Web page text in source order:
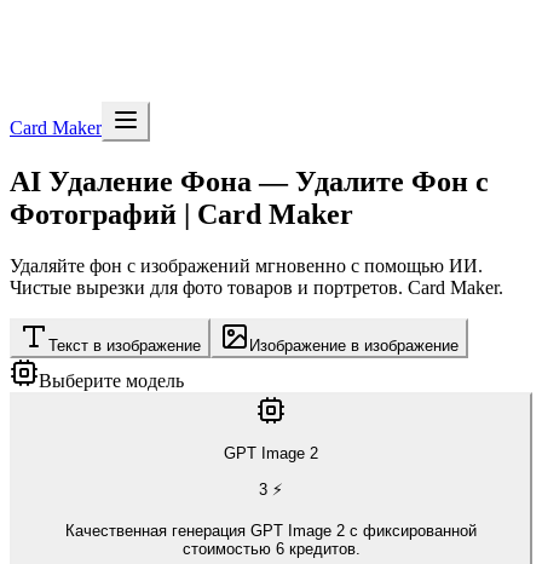
Card Maker
AI Удаление Фона — Удалите Фон с
Фотографий | Card Maker
Удаляйте фон с изображений мгновенно с помощью ИИ.
Чистые вырезки для фото товаров и портретов. Card Maker.
Текст в изображение Изображение в изображение
Выберите модель
GPT Image 2
3 ⚡
Качественная генерация GPT Image 2 с фиксированной
стоимостью 6 кредитов.